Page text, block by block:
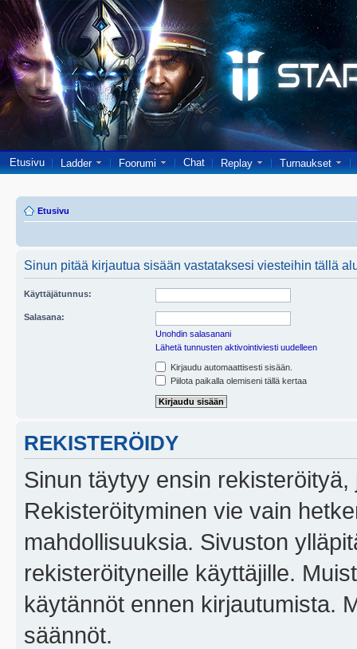
Etusivu Ladder Foorumi Chat Replay Turnaukset
Etusivu
Sinun pitää kirjautua sisään vastataksesi viesteihin tällä
Käyttäjätunnus:
Salasana:
Unohdin salasanani
Lähetä tunnusten aktivointiviesti uudelleen
Kirjaudu automaattisesti sisään.
Piilota paikalla olemiseni tällä kertaa
REKISTERÖIDY
Sinun täytyy ensin
Rekisteröityminen vie vain
mahdollisuuksia. Sivuston
rekisteröityneille käyttäjille.
käytännöt ennen kirjautumista.
säännöt.